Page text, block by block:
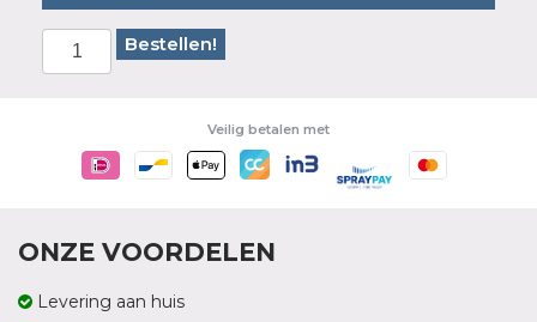
Bestellen!
Veilig betalen met
ONZE VOORDELEN
Levering aan huis